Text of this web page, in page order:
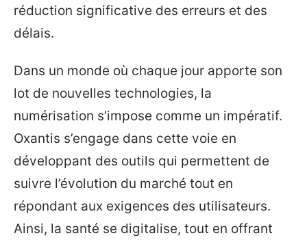
réduction significative des erreurs et des
délais.
Dans un monde où chaque jour apporte son
lot de nouvelles technologies, la
numérisation s’impose comme un impératif.
Oxantis s’engage dans cette voie en
développant des outils qui permettent de
suivre l’évolution du marché tout en
répondant aux exigences des utilisateurs.
Ainsi, la santé se digitalise, tout en offrant